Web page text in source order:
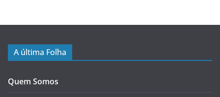
A última Folha
Quem Somos